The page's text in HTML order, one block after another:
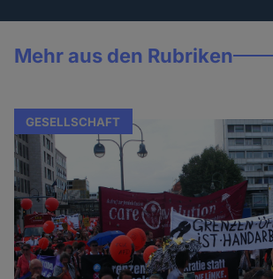
Mehr aus den Rubriken
GESELLSCHAFT